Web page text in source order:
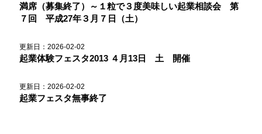
満席（募集終了）～１粒で３度美味しい起業相談会 第
７回 平成27年３月７日（土）
更新日：2026-02-02
起業体験フェスタ2013 ４月13日 土 開催
更新日：2026-02-02
起業フェスタ無事終了